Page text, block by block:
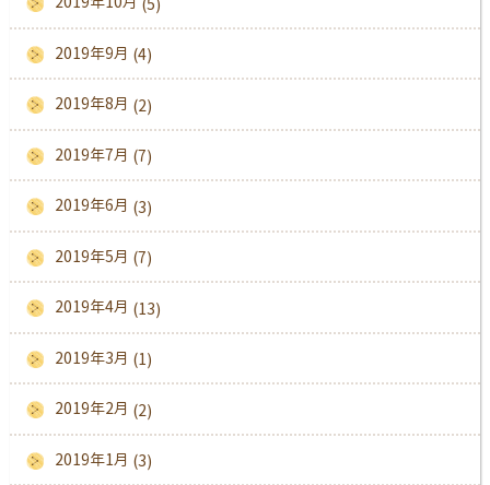
2019年9月 (4)
2019年8月 (2)
2019年7月 (7)
2019年6月 (3)
2019年5月 (7)
2019年4月 (13)
2019年3月 (1)
2019年2月 (2)
2019年1月 (3)